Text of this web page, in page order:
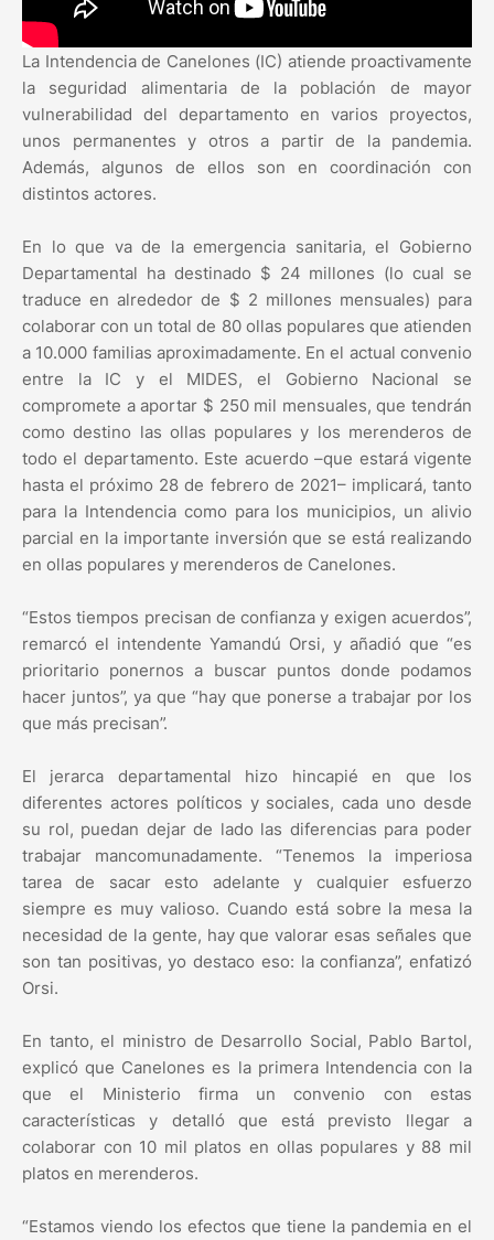
La Intendencia de Canelones (IC) atiende proactivamente
la seguridad alimentaria de la población de mayor
vulnerabilidad del departamento en varios proyectos,
unos permanentes y otros a partir de la pandemia.
Además, algunos de ellos son en coordinación con
distintos actores.
En lo que va de la emergencia sanitaria, el Gobierno
Departamental ha destinado $ 24 millones (lo cual se
traduce en alrededor de $ 2 millones mensuales) para
colaborar con un total de 80 ollas populares que atienden
a 10.000 familias aproximadamente. En el actual convenio
entre la IC y el MIDES, el Gobierno Nacional se
compromete a aportar $ 250 mil mensuales, que tendrán
como destino las ollas populares y los merenderos de
todo el departamento. Este acuerdo –que estará vigente
hasta el próximo 28 de febrero de 2021– implicará, tanto
para la Intendencia como para los municipios, un alivio
parcial en la importante inversión que se está realizando
en ollas populares y merenderos de Canelones.
“Estos tiempos precisan de confianza y exigen acuerdos”,
remarcó el intendente Yamandú Orsi, y añadió que “es
prioritario ponernos a buscar puntos donde podamos
hacer juntos”, ya que “hay que ponerse a trabajar por los
que más precisan”.
El jerarca departamental hizo hincapié en que los
diferentes actores políticos y sociales, cada uno desde
su rol, puedan dejar de lado las diferencias para poder
trabajar mancomunadamente. “Tenemos la imperiosa
tarea de sacar esto adelante y cualquier esfuerzo
siempre es muy valioso. Cuando está sobre la mesa la
necesidad de la gente, hay que valorar esas señales que
son tan positivas, yo destaco eso: la confianza”, enfatizó
Orsi.
En tanto, el ministro de Desarrollo Social, Pablo Bartol,
explicó que Canelones es la primera Intendencia con la
que el Ministerio firma un convenio con estas
características y detalló que está previsto llegar a
colaborar con 10 mil platos en ollas populares y 88 mil
platos en merenderos.
“Estamos viendo los efectos que tiene la pandemia en el